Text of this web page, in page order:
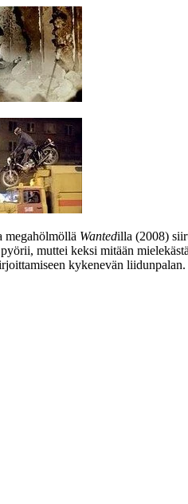
megahölmöllä Wantedilla (2008)
muttei keksi mitään
kykenevän